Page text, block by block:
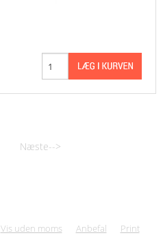
Næste-->
Vis uden moms Anbefal Print